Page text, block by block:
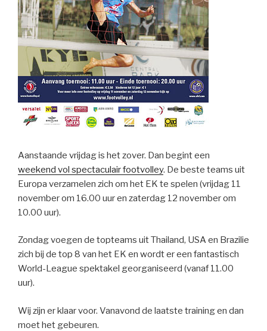
Aanstaande vrijdag is het zover. Dan begint een
weekend vol spectaculair footvolley. De beste teams uit
Europa verzamelen zich om het EK te spelen (vrijdag 11
november om 16.00 uur en zaterdag 12 november om
10.00 uur).
Zondag voegen de topteams uit Thailand, USA en Brazilie
zich bij de top 8 van het EK en wordt er een fantastisch
World-League spektakel georganiseerd (vanaf 11.00
uur).
Wij zijn er klaar voor. Vanavond de laatste training en dan
moet het gebeuren.